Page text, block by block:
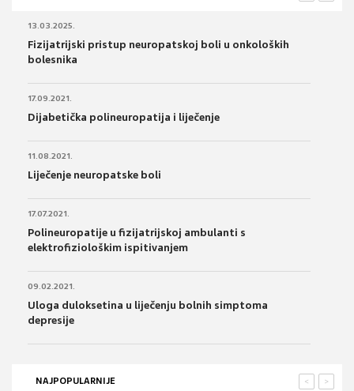
13.03.2025.
Fizijatrijski pristup neuropatskoj boli u onkoloških
bolesnika
17.09.2021.
Dijabetička polineuropatija i liječenje
11.08.2021.
Liječenje neuropatske boli
17.07.2021.
Polineuropatije u fizijatrijskoj ambulanti s
elektrofiziološkim ispitivanjem
09.02.2021.
Uloga duloksetina u liječenju bolnih simptoma
depresije
NAJPOPULARNIJE >
<